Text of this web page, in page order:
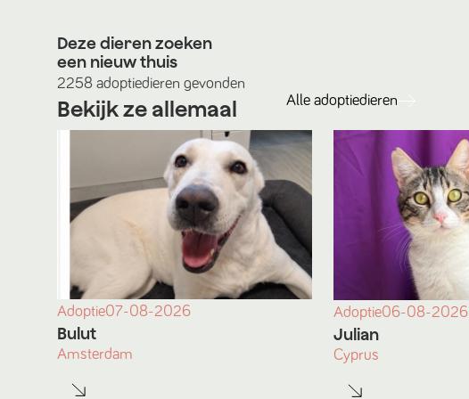
Deze dieren zoeken
een nieuw thuis
2258 adoptiedieren gevonden
Bekijk ze allemaal Alle adoptiedieren
Adoptie07-08-2026
Bulut
Amsterdam
Adoptie06-08-2026
Julian
Cyprus